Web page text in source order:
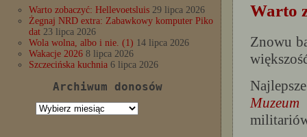
Warto zobaczyć: Hellevoetsluis 29 lipca 2026
Żegnaj NRD extra: Zabawkowy komputer Piko
dat 23 lipca 2026
Wola wolna, albo i nie. (1) 14 lipca 2026
Wakacje 2026 8 lipca 2026
Szczecińska kuchnia 6 lipca 2026
Archiwum donosów
Archiwum
Warto
Znowu
Muzeum